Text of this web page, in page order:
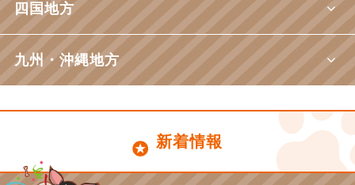
四国地方
九州・沖縄地方
新着情報